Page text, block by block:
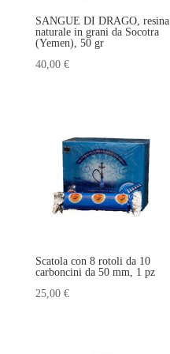
SANGUE DI DRAGO, resina
naturale in grani da Socotra
(Yemen), 50 gr
40,00 €
Scatola con 8 rotoli da 10
carboncini da 50 mm, 1 pz
25,00 €